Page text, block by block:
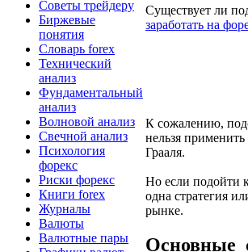
Советы трейдеру
Биржевые
понятия
Словарь forex
Технический
анализ
Фундаментальный
анализ
Волновой анализ
Свечной анализ
Психология
форекс
Риски форекс
Книги forex
Журналы
Валюты
Валютные пары
Существует ли
заработать на
К сожалению,
нельзя
Грааля.
Но если подойти
одна стратегия
рынке.
Основные